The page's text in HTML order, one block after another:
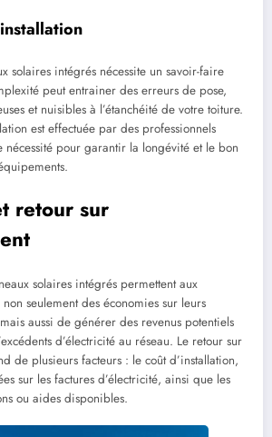
solaires intégrés nécessite un savoir-faire
peut entrainer des erreurs de pose,
et nuisibles à l’étanchéité de votre toiture.
est effectuée par des professionnels
nécessité pour garantir la longévité et le bon
retour sur
solaires intégrés permettent aux
seulement des économies sur leurs
aussi de générer des revenus potentiels
d’électricité au réseau. Le retour sur
de plusieurs facteurs : le coût d’installation,
sur les factures d’électricité, ainsi que les
ou aides disponibles.